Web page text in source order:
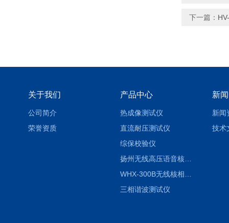
下一篇：
关于我们
公司简介
荣誉资质
产品中心
热成像测试仪
直流耐压测试仪
综保校验仪
扬州无线高压语音核相仪
三相谐波测试仪
新
新闻
技术